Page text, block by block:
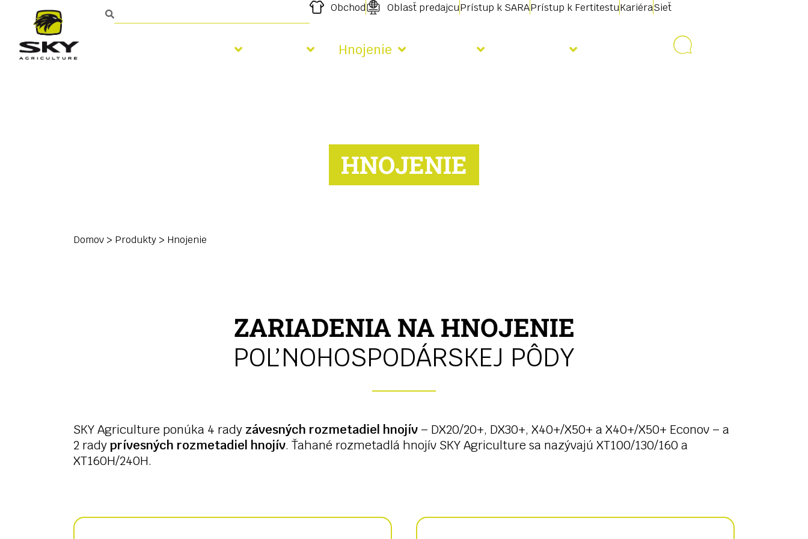
Obchod Oblasť predajcuPrístup k SARAPrístup k FertitestuKariéraSieť
Hnojenie
HNOJENIE
Domov > Produkty > Hnojenie
ZARIADENIA NA HNOJENIE
POĽNOHOSPODÁRSKEJ PÔDY
SKY Agriculture ponúka 4 rady závesných rozmetadiel hnojív – DX20/20+, DX30+, X40+/X50+ a X40+/X50+ Econov – a
2 radyprívesných rozmetadiel hnojív. Ťahané rozmetadlá hnojív SKY Agriculture sa nazývajú XT100/130/160 a
XT160H/240H.